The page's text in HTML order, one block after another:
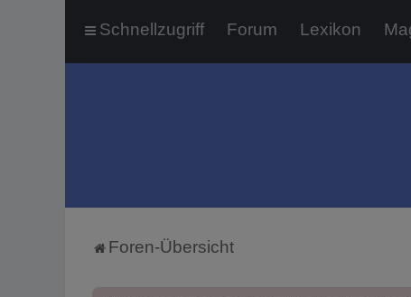
Schnellzugriff Forum Lexikon
Foren-Übersicht